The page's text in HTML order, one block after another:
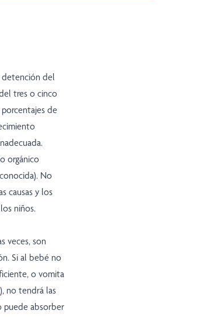
detención del
tres o cinco
de
orgánico
No
causas y los
niños.
veces, son
Si al bebé no
o vomita
no tendrá las
puede absorber